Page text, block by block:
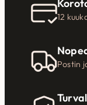
12
Postin